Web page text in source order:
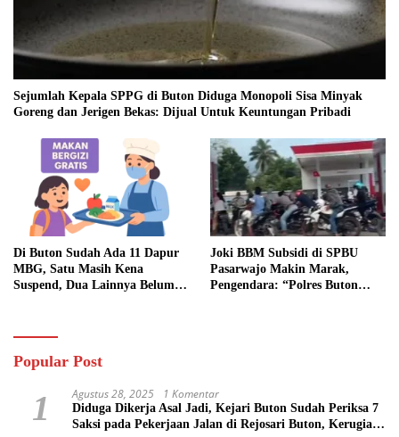
Sejumlah Kepala SPPG di Buton Diduga Monopoli Sisa Minyak
Goreng dan Jerigen Bekas: Dijual Untuk Keuntungan Pribadi
Di Buton Sudah Ada 11 Dapur
MBG, Satu Masih Kena
Suspend, Dua Lainnya Belum
Joki BBM Subsidi di SPBU
Pasarwajo Makin Marak,
Pengendara: “Polres Buton
Popular Post
1 Agustus 28, 2025 1 Komentar
Diduga Dikerja Asal Jadi, Kejari Buton Sudah Periksa 7
Saksi pada Pekerjaan Jalan di Rejosari Buton, Kerugian